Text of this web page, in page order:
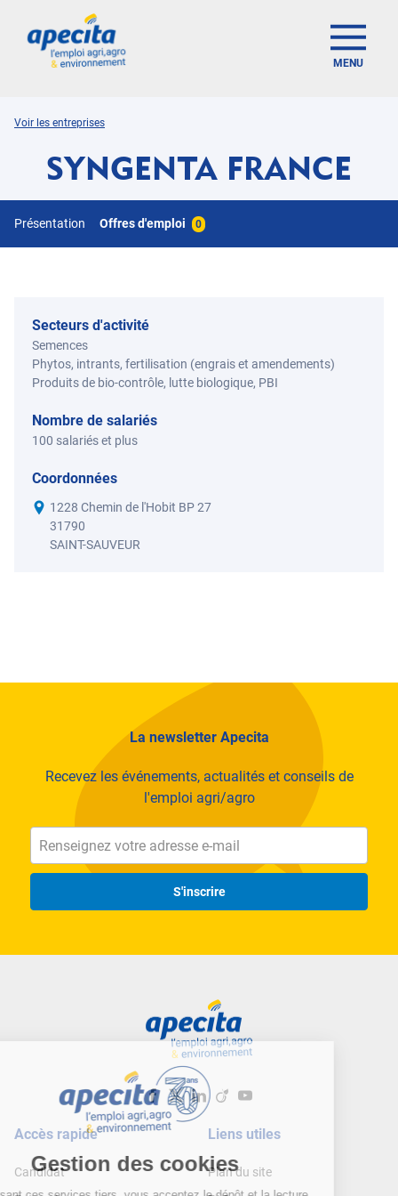
MENU
Voir les entreprises
SYNGENTA FRANCE
Présentation Offres d'emploi 0
Secteurs d'activité
Semences
Phytos, intrants, fertilisation (engrais et amendements)
Produits de bio-contrôle, lutte biologique, PBI
Nombre de salariés
100 salariés et plus
Coordonnées
1228 Chemin de l'Hobit BP 27
31790
SAINT-SAUVEUR
La newsletter Apecita
Recevez les événements, actualités et conseils de
l'emploi agri/agro
S'inscrire
Accès rapide
Candidat
Liens utiles
Plan du site